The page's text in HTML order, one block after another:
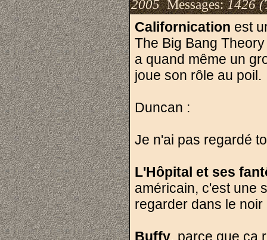
2005Messages:1426
Californication est
The Big Bang
a quand même un
joue son rôle au poil.
Duncan :
Je n'ai pas regardé
L'Hôpital et ses
américain, c'est une
regarder dans le
Buffy, parce que ça